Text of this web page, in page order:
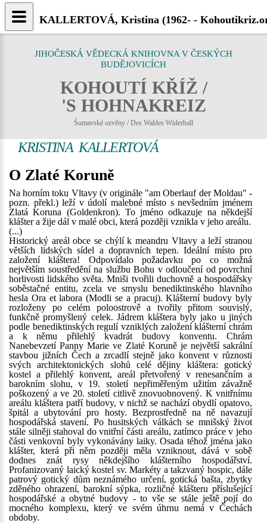
JIHOČESKÁ VĚDECKÁ KNIHOVNA V ČESKÝCH
BUDĚJOVICÍCH
KOHOUTÍ KŘÍŽ /
'S HOHNAKREIZ
Šumavské ozvěny / Des Waldes Widerhall
KRISTINA KALLERTOVÁ
O Zlaté Koruně
Na horním toku Vltavy (v originále "am Oberlauf der Moldau" -
pozn. překl.) leží v údolí malebné místo s nevšedním jménem
Zlatá Koruna (Goldenkron). To jméno odkazuje na někdejší
klášter a žije dál v malé obci, která později vznikla v jeho areálu.
(...)
Historický areál obce se chýlí k meandru Vltavy a leží stranou
větších lidských sídel a dopravních tepen. Ideální místo pro
založení kláštera! Odpovídalo požadavku po co možná
největším soustředění na službu Bohu v odloučení od povrchní
horlivosti lidského světa. Mniši tvořili duchovně a hospodářsky
soběstačné entitu, zcela ve smyslu benediktinského hlavního
hesla Ora et labora (Modli se a pracuj). Klášterní budovy byly
rozloženy po celém poloostrově a tvořily přitom souvislý,
funkčně promyšlený celek. Jádrem kláštera byly jako u jiných
podle benediktinských regulí vzniklých založení klášterní chrám
a k němu přilehlý kvadrát budovy konventu. Chrám
Nanebevzetí Panny Marie ve Zlaté Koruně je největší sakrální
stavbou jižních Čech a zrcadlí stejně jako konvent v různosti
svých architektonických slohů celé dějiny kláštera: gotický
kostel a přilehlý konvent, areál přetvořený v renesančním a
barokním slohu, v 19. století nepřiměřeným užitím závažně
poškozený a ve 20. století citlivě znovuobnovený. K vnitřnímu
areálu kláštera patří budovy, v nichž se nachází obydlí opatovo,
špitál a ubytování pro hosty. Bezprostředně na ně navazují
hospodářská stavení. Po husitských válkách se mnišský život
stále silněji stahoval do vnitřní části areálu, zatímco práce v jeho
části venkovní byly vykonávány laiky. Osada téhož jména jako
klášter, která při něm později měla vzniknout, dává v sobě
dodnes znát rysy někdejšího klášterního hospodářství.
Profanizovaný laický kostel sv. Markéty a takzvaný hospic, dále
patrový gotický dům neznámého určení, gotická bašta, zbytky
zděného ohrazení, barokní sýpka, rozličné klášteru příslušející
hospodářské a obytné budovy - to vše se stále ještě pojí do
mocného komplexu, který ve svém úhrnu nemá v Čechách
obdoby.
KALLERTOVÁ, Kristina (1962- -